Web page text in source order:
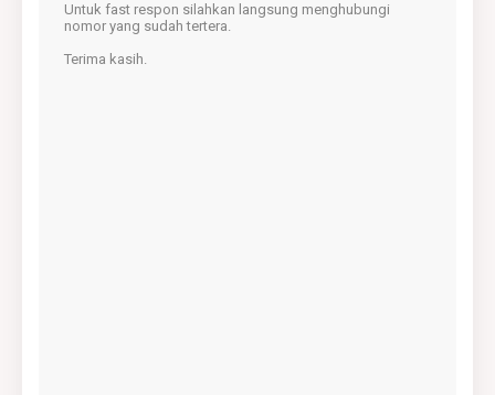
Untuk fast respon silahkan langsung menghubungi
nomor yang sudah tertera.
Terima kasih.